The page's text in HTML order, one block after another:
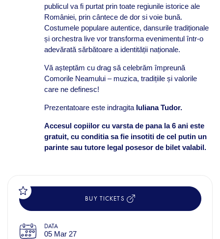
publicul va fi purtat prin toate regiunile istorice ale
României, prin cântece de dor si voie bună.
Costumele populare autentice, dansurile tradiționale
și orchestra live vor transforma evenimentul într-o
adevărată sărbătoare a identității naționale.
Vă așteptăm cu drag să celebrăm împreună
Comorile Neamului – muzica, tradițiile și valorile
care ne definesc!
Prezentatoare este indragita Iuliana Tudor.
Accesul copiilor cu varsta de pana la 6 ani este
gratuit, cu conditia sa fie insotiti de cel putin un
parinte sau tutore legal posesor de bilet valabil.
BUY TICKETS
DATA
05 Mar 27